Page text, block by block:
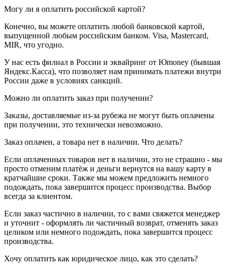
Могу ли я оплатить российской картой?
Конечно, вы можете оплатить любой банковской картой,
выпущенной любым российским банком. Visa, Mastercard,
MIR, что угодно.
У нас есть филиал в России и эквайринг от Юmoney (бывшая
Яндекс.Касса), что позволяет нам принимать платежи внутри
России даже в условиях санкций.
Можно ли оплатить заказ при получении?
Заказы, доставляемые из-за рубежа не могут быть оплачены
при получении, это технически невозможно.
Заказ оплачен, а товара нет в наличии. Что делать?
Если оплаченных товаров нет в наличии, это не страшно - мы
просто отменим платёж и деньги вернутся на вашу карту в
кратчайшие сроки. Также мы можем предложить немного
подождать, пока завершится процесс производства. Выбор
всегда за клиентом.
Если заказ частично в наличии, то с вами свяжется менеджер
и уточнит - оформлять ли частичный возврат, отменять заказ
целиком или немного подождать, пока завершится процесс
производства.
Хочу оплатить как юридическое лицо, как это сделать?